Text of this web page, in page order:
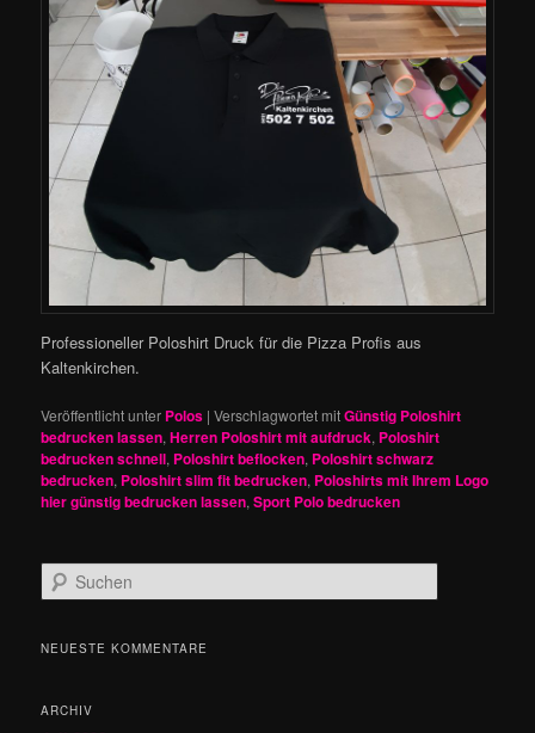
Professioneller Poloshirt Druck für die Pizza Profis aus
Kaltenkirchen.
Veröffentlicht unter Polos |Verschlagwortet mitGünstig Poloshirt
bedrucken lassen,Herren Poloshirt mit aufdruck, Poloshirt
bedrucken schnell, Poloshirt beflocken, Poloshirt schwarz
bedrucken, Poloshirt slim fit bedrucken, Poloshirts mit Ihrem Logo
hier günstig bedrucken lassen,Sport Polo bedrucken
u
h
NEUESTE KOMMENTARE
ARCHIV